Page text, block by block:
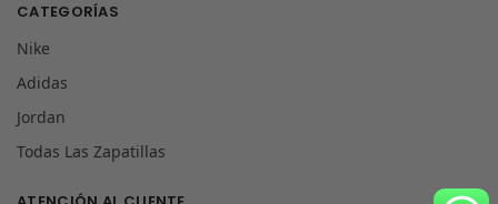
CATEGORÍAS
Nike
Adidas
Jordan
Todas Las Zapatillas